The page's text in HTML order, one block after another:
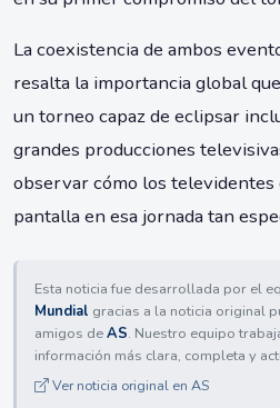
La coexistencia de ambos
resalta la importancia global
un torneo capaz de eclipsar
grandes producciones
observar cómo los
pantalla en esa jornada tan
Esta noticia fue desarrollada por el
Mundial gracias a la noticia original
amigos deAS. Nuestro equipo
información más clara, completa y
Ver noticia original en AS